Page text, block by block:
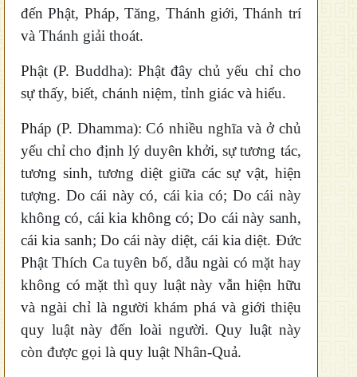
đến Phật, Pháp, Tăng, Thánh giới, Thánh trí
và Thánh giải thoát.
Phật (P. Buddha): Phật đây chủ yếu chỉ cho
sự thấy, biết, chánh niệm, tỉnh giác và hiểu.
Pháp (P. Dhamma): Có nhiều nghĩa và ở chủ
yếu chỉ cho định lý duyên khởi, sự tương tác,
tương sinh, tương diệt giữa các sự vật, hiện
tượng. Do cái này có, cái kia có; Do cái này
không có, cái kia không có; Do cái này sanh,
cái kia sanh; Do cái này diệt, cái kia diệt. Đức
Phật Thích Ca tuyên bố, dẫu ngài có mặt hay
không có mặt thì quy luật này vẫn hiện hữu
và ngài chỉ là người khám phá và giới thiệu
quy luật này đến loài người. Quy luật này
còn được gọi là quy luật Nhân-Quả.